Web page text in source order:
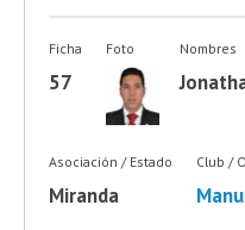
Ficha
57
Foto Nombres
Asociación / Estado
Miranda
Club /